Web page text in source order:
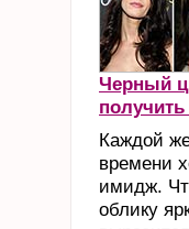
Черный
Каждой
времени
имидж.
облику